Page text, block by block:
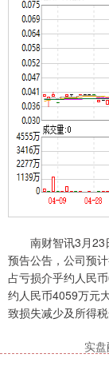
南财智讯3月23
预告公告，公司预
占亏损介乎约人民
约人民币4059万元
致损失减少及所得税
实